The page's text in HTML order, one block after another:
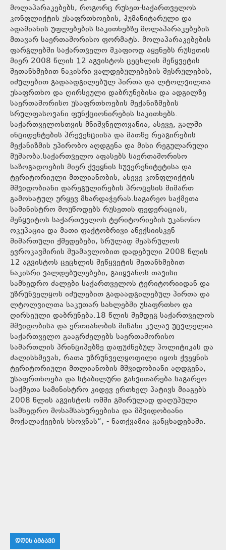
მოლაპარაკებებს, როგორც რუსეთ-საქართველოს
კონფლიქტის უსაფრთხოების, ჰუმანიტარული და
ადამიანის უფლებების საკითხებზე მოლაპარაკებების
მთავარ საერთაშორისო ფორმატს. მოლაპარაკებების
ფარგლებში საქართველო მკაფიოდ აყენებს რუსეთის
მიერ 2008 წლის 12 აგვისტოს ცეცხლის შეწყვეტის
შეთანხმებით ნაკისრი ვალდებულებების შესრულების,
იძულებით გადაადგილებულ პირთა და ლტოლვილთა
უსაფრთხო და ღირსეული დაბრუნებისა და ადგილზე
საერთაშორისო უსაფრთხოების მექანიზმების
სრულფასოვანი ფუნქციონირების საკითხებს.
საქართველოსთვის მნიშვნელოვანია, ასევე, გალში
ინციდენტების პრევენციისა და მათზე რეაგირების
მექანიზმის უპირობო აღდგენა და მისი რეგულარული
მუშაობა.საქართველო აფასებს საერთაშორისო
საზოგადოების მიერ ქვეყნის სუვერენიტეტისა და
ტერიტორიული მთლიანობის, ასევე კონფლიქტის
მშვიდობიანი დარეგულირების პროცესის მიმართ
გამოხატულ ურყევ მხარდაჭერას.საგარეო საქმეთა
სამინისტრო მოუწოდებს რუსეთის ფედერაციას,
შეწყვიტოს საქართველოს ტერიტორიების უკანონო
ოკუპაცია და მათი ფაქტობრივი ანექსიისკენ
მიმართული ქმედებები, სრულად შეასრულოს
ევროკავშირის შუამავლობით დადებული 2008 წლის
12 აგვისტოს ცეცხლის შეწყვეტის შეთანხმებით
ნაკისრი ვალდებულებები, გაიყვანოს თავისი
სამხედრო ძალები საქართველოს ტერიტორიიდან და
უზრუნველყოს იძულებით გადაადგილებულ პირთა და
ლტოლვილთა საკუთარ სახლებში უსაფრთხო და
ღირსეული დაბრუნება.18 წლის შემდეგ საქართველოს
მშვიდობისა და ერთიანობის მიზანი კვლავ უცვლელია.
საქართველო გააგრძელებს საერთაშორისო
სამართლის პრინციპებზე დაფუძნებულ პოლიტიკას და
ძალისხმევას, რათა უზრუნველყოფილი იყოს ქვეყნის
ტერიტორიული მთლიანობის მშვიდობიანი აღდგენა,
უსაფრთხოება და სტაბილური განვითარება.საგარეო
საქმეთა სამინისტრო კიდევ ერთხელ პატივს მიაგებს
2008 წლის აგვისტოს ომში გმირულად დაღუპული
სამხედრო მოსამსახურეებისა და მშვიდობიანი
მოქალაქეების ხსოვნას“, - ნათქვამია განცხადებაში.
ᲓᲦᲘᲡ ᲐᲛᲑᲐᲕᲘ